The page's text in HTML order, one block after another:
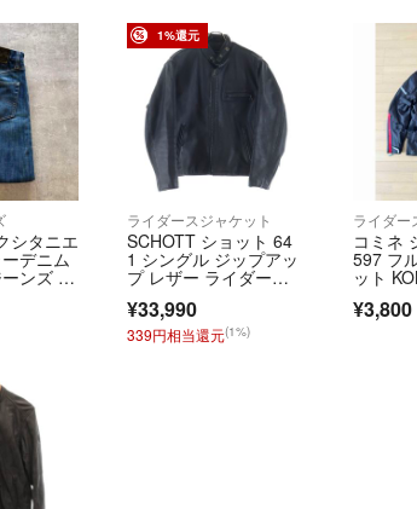
シタニエ
デニム
ンズ W
1%還元
ライダースジャケット
SCHOTT ショット 64
1 シングル ジップアッ
プ レザー ライダー
ク
¥33,990
339円相当還元(1%)
ライダー
コミネ
597 フ
ット
水 CE
¥3,800